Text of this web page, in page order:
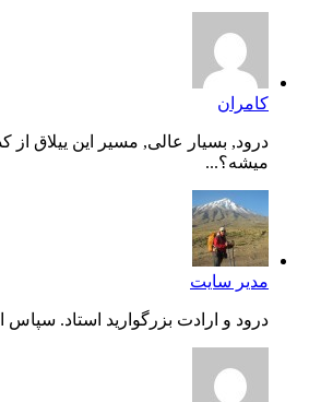
کامران
درود, بسیار عالی, مسیر این ییلاق از
میشه؟...
مدیر سایت
درود و ارادت بزرگوارید استاد. سپاس